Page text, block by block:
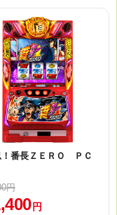
！番長ＺＥＲＯ ＰＣ
円
円